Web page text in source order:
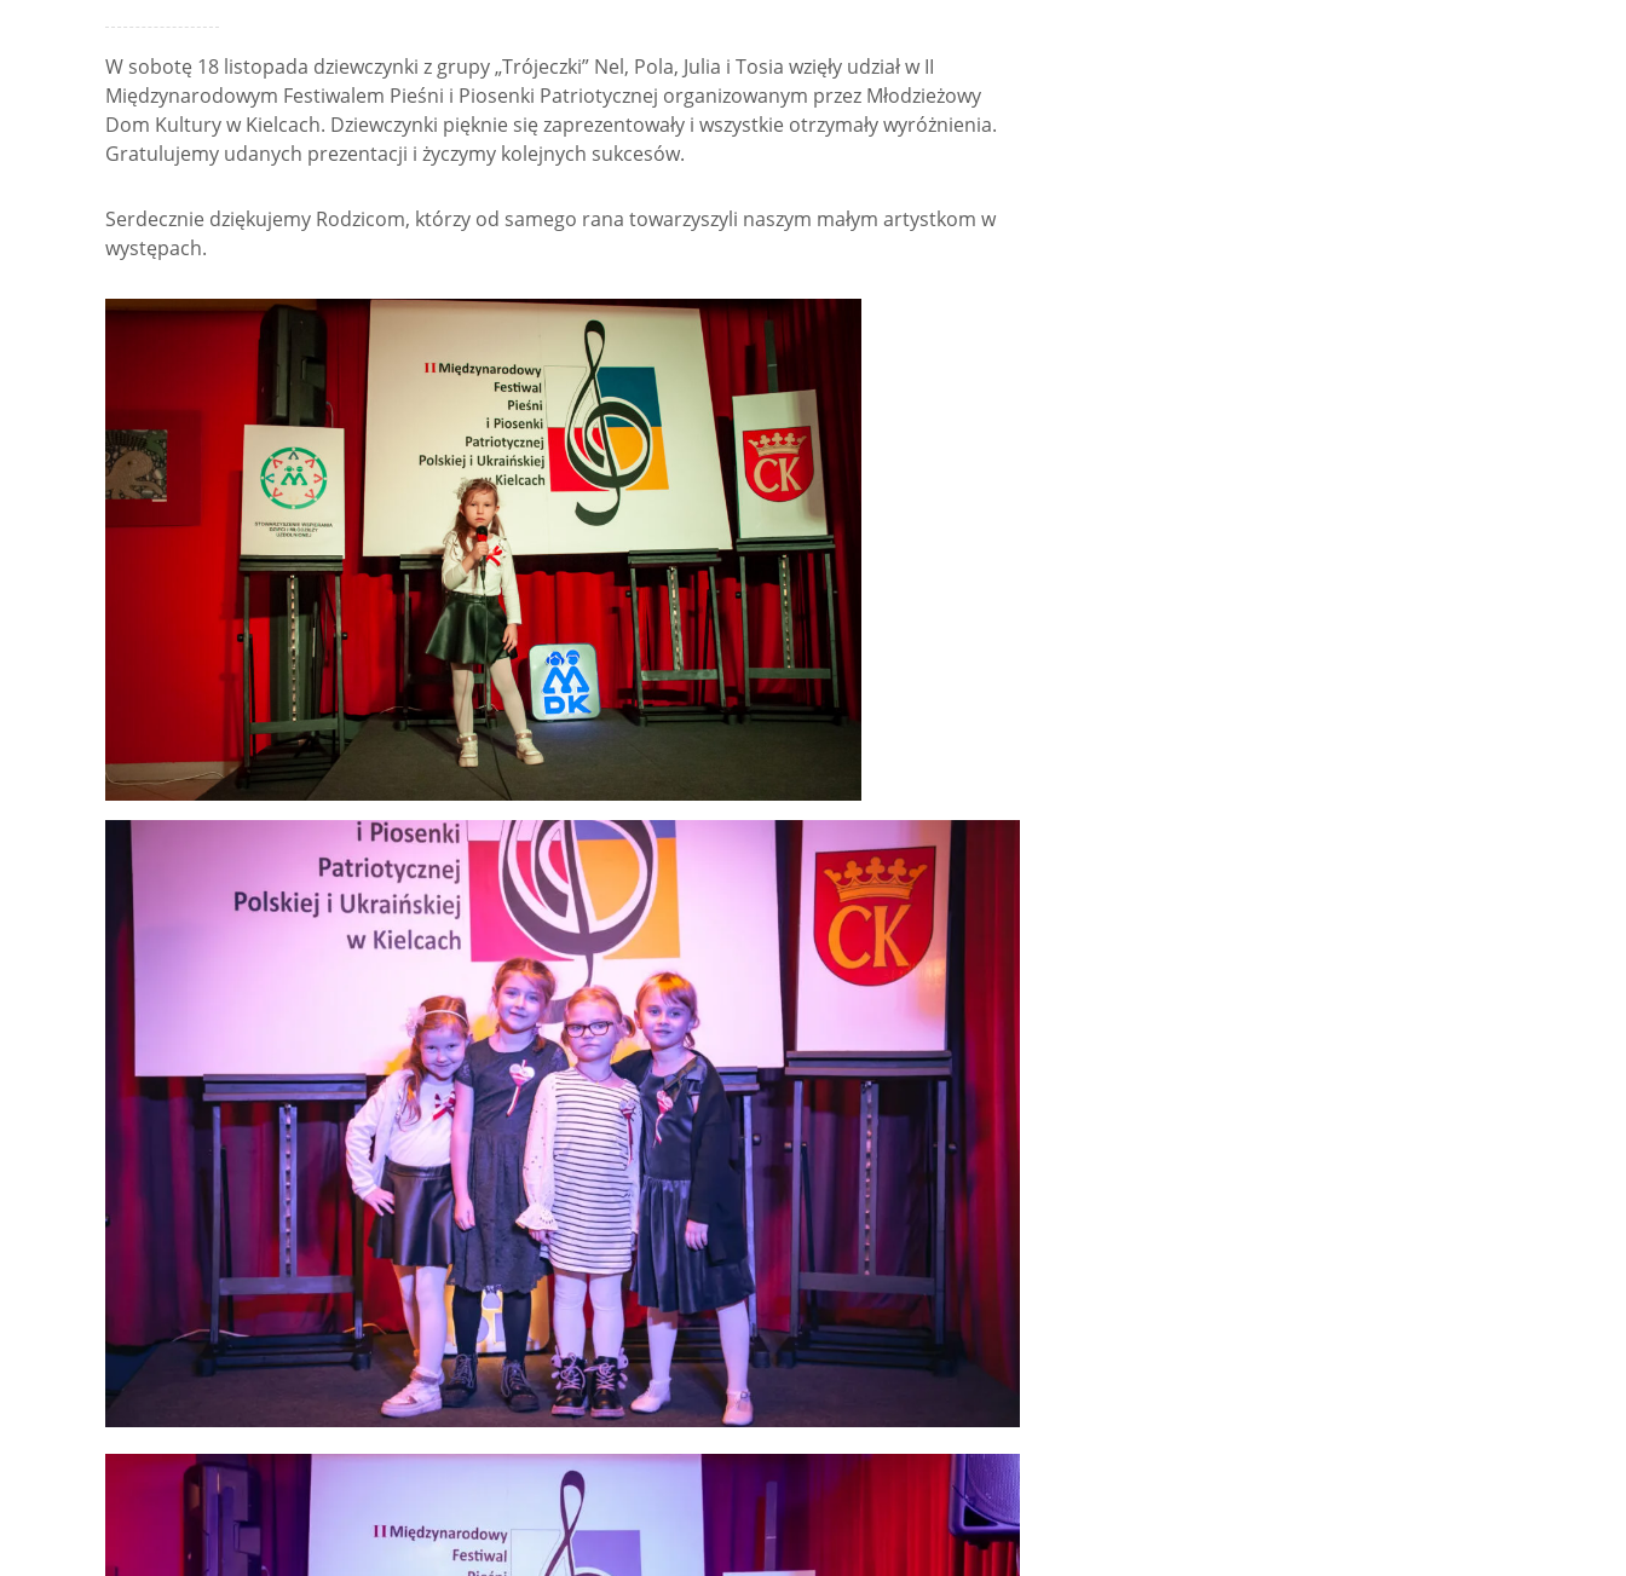
W sobotę 18 listopada dziewczynki z grupy „Trójeczki” Nel, Pola, Julia i Tosia wzięły udział w II
Międzynarodowym Festiwalem Pieśni i Piosenki Patriotycznej organizowanym przez Młodzieżowy
Dom Kultury w Kielcach. Dziewczynki pięknie się zaprezentowały i wszystkie otrzymały wyróżnienia.
Gratulujemy udanych prezentacji i życzymy kolejnych sukcesów.
Serdecznie dziękujemy Rodzicom, którzy od samego rana towarzyszyli naszym małym artystkom w
występach.